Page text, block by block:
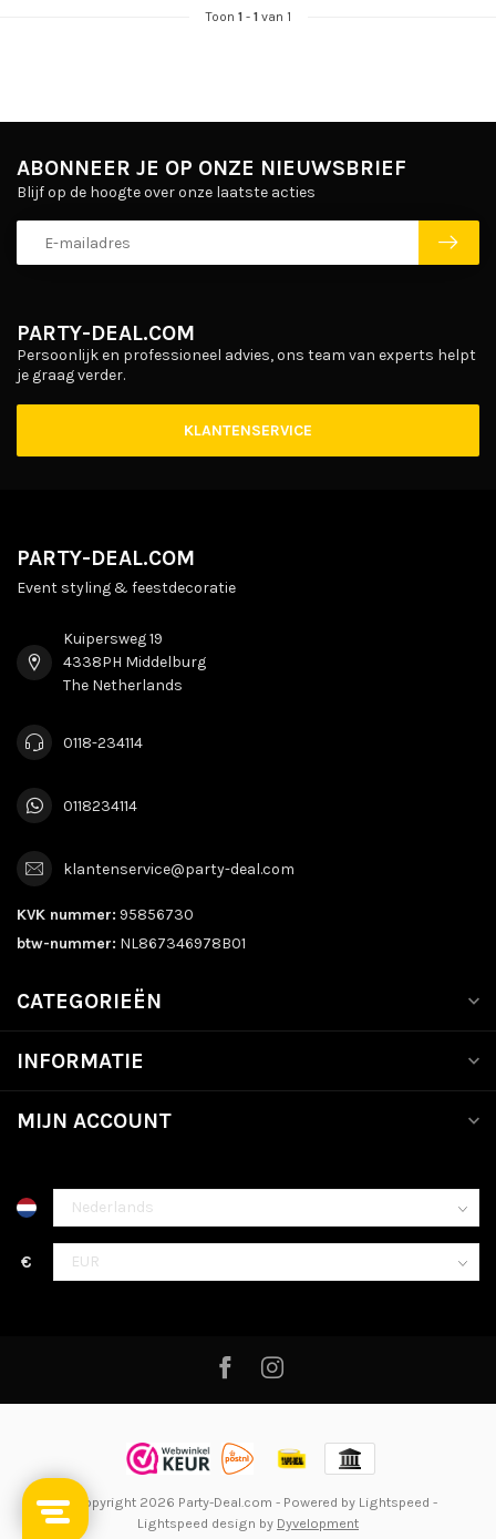
Toon 1- 1van 1
PARTY-DEAL.COM
Persoonlijk en professioneel advies, ons team van experts helpt
je graag verder.
KLANTENSERVICE
ABONNEER JE OP ONZE NIEUWSBRIEF
Blijf op de hoogte over onze laatste acties
PARTY-DEAL.COM
Event styling & feestdecoratie
Kuipersweg 19
4338PH Middelburg
The Netherlands
0118-234114
0118234114
klantenservice@party-deal.com
KVK nummer: 95856730
btw-nummer: NL867346978B01
CATEGORIEËN
INFORMATIE
MIJN ACCOUNT
€
© Copyright 2026 Party-Deal.com - Powered by Lightspeed -
Lightspeed design by Dyvelopment